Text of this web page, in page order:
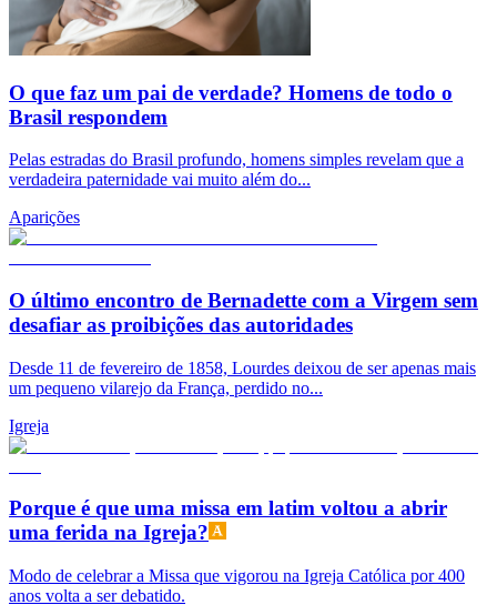
O que faz um pai de verdade? Homens de todo o
Brasil respondem
Pelas estradas do Brasil profundo, homens simples revelam que a
verdadeira paternidade vai muito além do...
Aparições
O último encontro de Bernadette com a Virgem sem
desafiar as proibições das autoridades
Desde 11 de fevereiro de 1858, Lourdes deixou de ser apenas mais
um pequeno vilarejo da França, perdido no...
Igreja
Porque é que uma missa em latim voltou a abrir
uma ferida na Igreja?
Modo de celebrar a Missa que vigorou na Igreja Católica por 400
anos volta a ser debatido.